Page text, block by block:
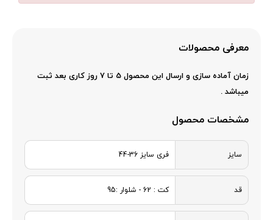
معرفی محصولات
زمان آماده سازی و ارسال این محصول 5 تا 7 روز کاری بعد ثبت
میباشد .
مشخصات محصول
سایز فری سایز 36-44
قد کت : 62 - شلوار :95